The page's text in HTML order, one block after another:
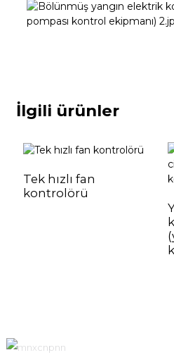
İlgili ürünler
Tek hızlı fan
kontrolörü